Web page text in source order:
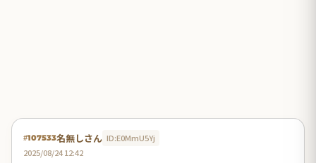
#107533名無しさん ID:E0MmU5Yj
2025/08/24 12:42